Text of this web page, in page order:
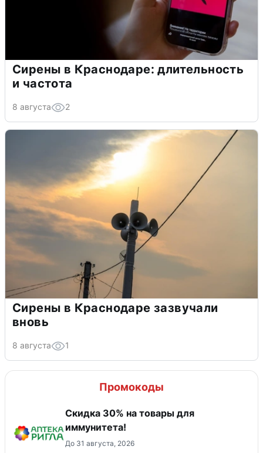
Сирены в Краснодаре: длительность
и частота
8 августа 2
Сирены в Краснодаре зазвучали
вновь
8 августа 1
Промокоды
Скидка 30% на товары для
иммунитета!
До 31 августа, 2026